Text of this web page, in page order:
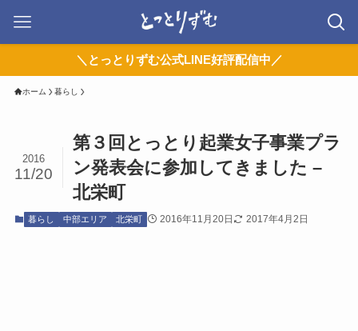
＼とっとりずむ公式LINE好評配信中／
ホーム 暮らし
第３回とっとり起業女子事業プラ
ン発表会に参加してきました –
北栄町
2016
11/20
暮らし 中部エリア 北栄町 2016年11月20日 2017年4月2日